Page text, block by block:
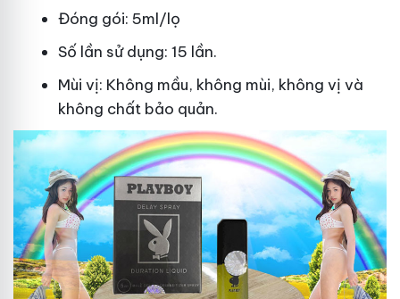
Đóng gói: 5ml/lọ
Số lần sử dụng: 15 lần.
Mùi vị: Không mầu, không mùi, không vị và
không chất bảo quản.